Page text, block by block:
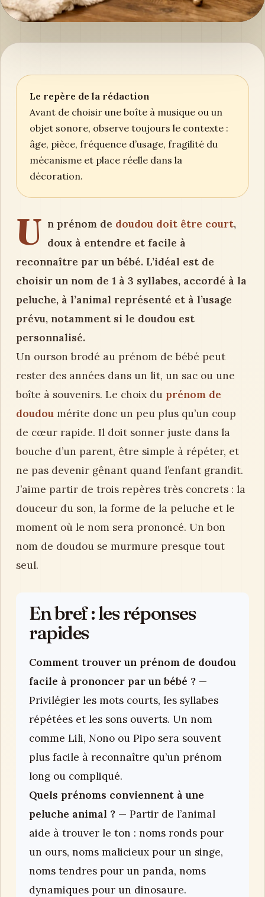
Le repère de la rédaction
Avant de choisir une boîte à musique ou un
objet sonore, observe toujours le contexte :
âge, pièce, fréquence d’usage, fragilité du
mécanisme et place réelle dans la
décoration.
U n prénom de doudou doit être court,
doux à entendre et facile à
reconnaître par un bébé. L’idéal est de
choisir un nom de 1 à 3 syllabes, accordé à la
peluche, à l’animal représenté et à l’usage
prévu, notamment si le doudou est
personnalisé.
Un ourson brodé au prénom de bébé peut
rester des années dans un lit, un sac ou une
boîte à souvenirs. Le choix du prénom de
doudou mérite donc un peu plus qu’un coup
de cœur rapide. Il doit sonner juste dans la
bouche d’un parent, être simple à répéter, et
ne pas devenir gênant quand l’enfant grandit.
J’aime partir de trois repères très concrets : la
douceur du son, la forme de la peluche et le
moment où le nom sera prononcé. Un bon
nom de doudou se murmure presque tout
seul.
En bref : les réponses
rapides
Comment trouver un prénom de doudou
facile à prononcer par un bébé ? —
Privilégier les mots courts, les syllabes
répétées et les sons ouverts. Un nom
comme Lili, Nono ou Pipo sera souvent
plus facile à reconnaître qu’un prénom
long ou compliqué.
Quels prénoms conviennent à une
peluche animal ? — Partir de l’animal
aide à trouver le ton : noms ronds pour
un ours, noms malicieux pour un singe,
noms tendres pour un panda, noms
dynamiques pour un dinosaure.